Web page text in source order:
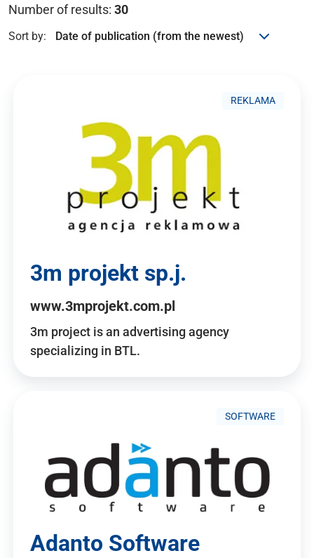
Number of results: 30
Sort by:
REKLAMA
3m projekt sp.j.
www.3mprojekt.com.pl
3m project is an advertising agency
specializing in BTL.
SOFTWARE
Adanto Software